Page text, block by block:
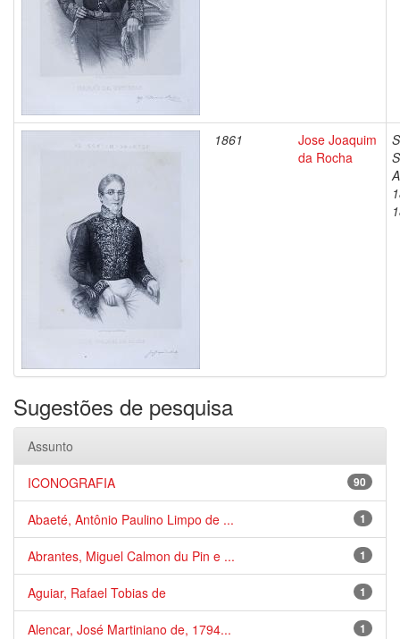
1861
Jose Joaquim
da Rocha
Sugestões de pesquisa
Assunto
90
ICONOGRAFIA
1
Abaeté, Antônio Paulino Limpo de ...
1
Abrantes, Miguel Calmon du Pin e ...
1
Aguiar, Rafael Tobias de
1
Alencar, José Martiniano de, 1794...